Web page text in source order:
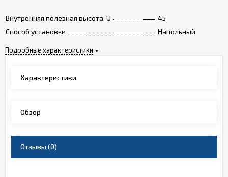
Внутренняя полезная высота, U
45
Способ установки
Напольный
Подробные характеристики
Характеристики
Обзор
Отзывы(0)